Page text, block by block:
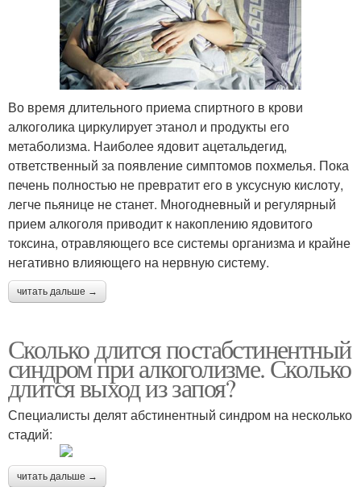
Во время длительного приема спиртного в крови
алкоголика циркулирует этанол и продукты его
метаболизма. Наиболее ядовит ацетальдегид,
ответственный за появление симптомов похмелья. Пока
печень полностью не превратит его в уксусную кислоту,
легче пьянице не станет. Многодневный и регулярный
прием алкоголя приводит к накоплению ядовитого
токсина, отравляющего все системы организма и крайне
негативно влияющего на нервную систему.
читать дальше →
Сколько длится постабстинентный
синдром при алкоголизме. Сколько
длится выход из запоя?
Специалисты делят абстинентный синдром на несколько
стадий:
читать дальше →